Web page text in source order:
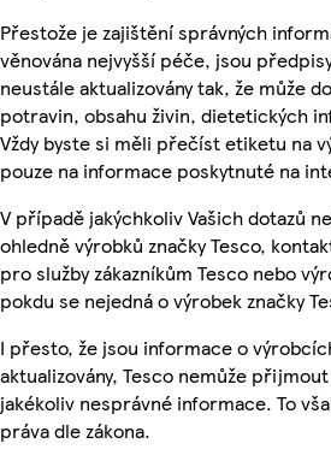
Přestože je zajištění správných
věnována nejvyšší péče, jsou
neustále aktualizovány tak, že může
potravin, obsahu živin, dietetických
Vždy byste si měli přečíst etiketu na
pouze na informace poskytnuté na
V případě jakýchkoliv Vašich dotazů
ohledně výrobků značky Tesco,
pro služby zákazníkům Tesco nebo
pokdu se nejedná o výrobek značky
I přesto, že jsou informace o
aktualizovány, Tesco nemůže
jakékoliv nesprávné informace. To
práva dle zákona.